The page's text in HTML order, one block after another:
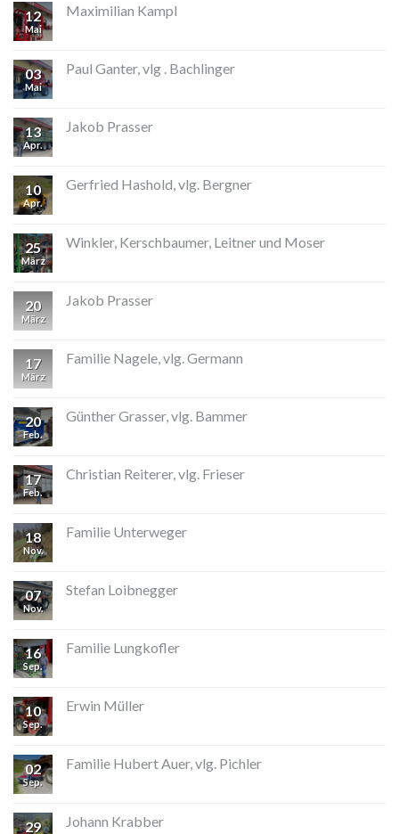
12
Mai
Maximilian Kampl
03
Mai
Paul Ganter, vlg . Bachlinger
13
Apr.
Jakob Prasser
10
Apr.
Gerfried Hashold, vlg. Bergner
25
März
Winkler, Kerschbaumer, Leitner und Moser
20
März
Jakob Prasser
17
März
Familie Nagele, vlg. Germann
20
Feb.
Günther Grasser, vlg. Bammer
17
Feb.
Christian Reiterer, vlg. Frieser
18
Nov.
Familie Unterweger
07
Nov.
Stefan Loibnegger
16
Sep.
Familie Lungkofler
10
Sep.
Erwin Müller
02
Sep.
Familie Hubert Auer, vlg. Pichler
29 Johann Krabber